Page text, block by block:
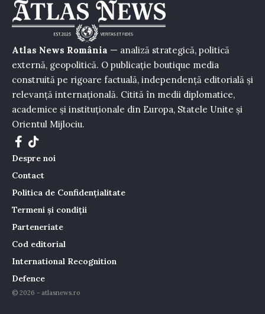
Atlas News România — analiză strategică, politică
externă, geopolitică. O publicație boutique media
construită pe rigoare factuală, independență editorială și
relevanță internațională. Citită în medii diplomatice,
academice și instituționale din Europa, Statele Unite și
Orientul Mijlociu.
Despre noi
Contact
Politica de Confidențialitate
Termeni și condiții
Parteneriate
Cod editorial
International Recognition
Defence
© 2026 - atlasnews.ro